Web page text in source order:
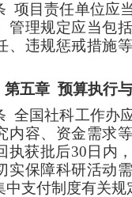
项目责任单位应
管理规定应当包
、违规惩戒措施
第五章 预算执行
全国社科工作办
内容、资金需求
执获批后30日内
实保障科研活动
支付制度有关规